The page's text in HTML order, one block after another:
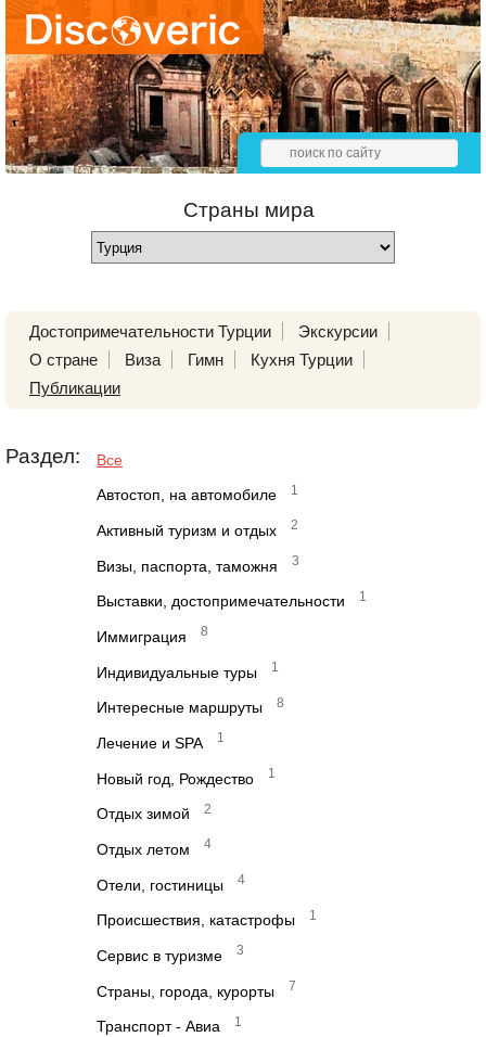
Страны мира
Достопримечательности Турции
Экскурсии
О стране
Виза Гимн
Кухня Турции
Публикации
Раздел: Все
Автостоп, на автомобиле 1
Активный туризм и отдых 2
Визы, паспорта, таможня 3
Выставки, достопримечательности 1
Иммиграция 8
Индивидуальные туры 1
Интересные маршруты 8
Лечение и SPA 1
Новый год, Рождество 1
Отдых зимой 2
Отдых летом 4
Отели, гостиницы 4
Происшествия, катастрофы 1
Сервис в туризме 3
Страны, города, курорты 7
Транспорт - Авиа 1